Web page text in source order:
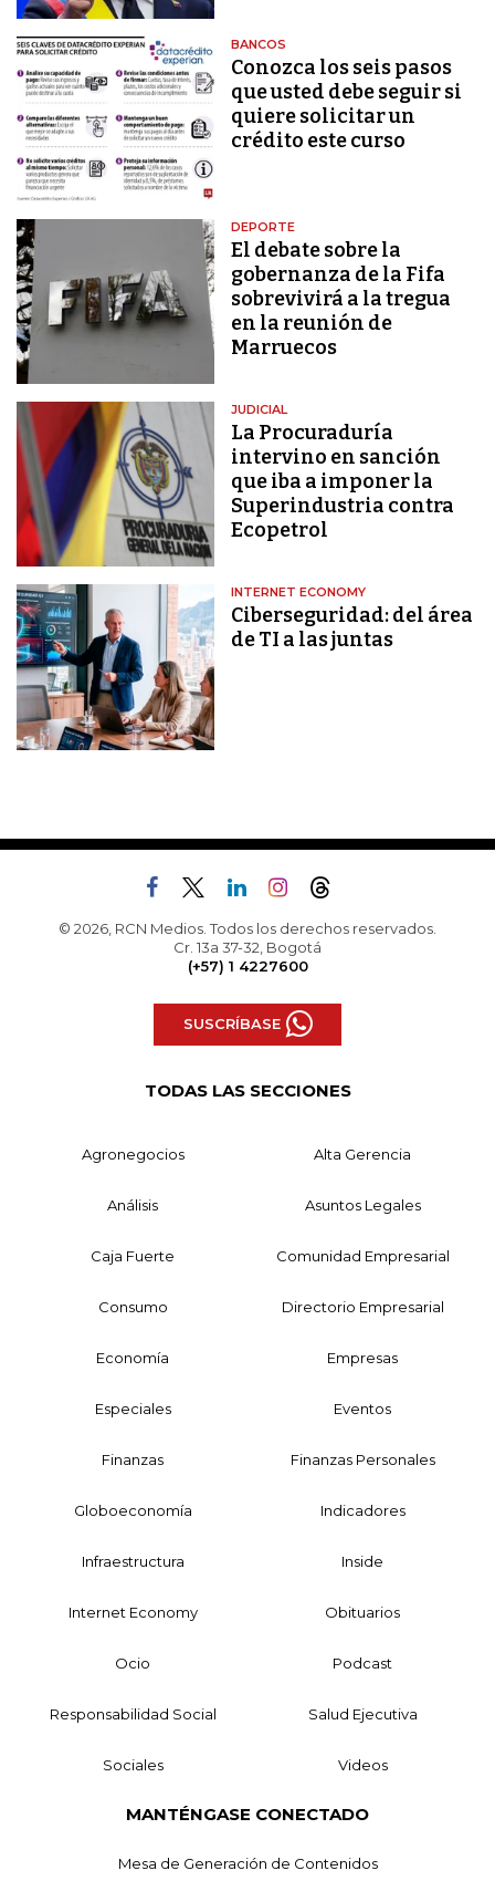
BANCOS
Conozca los seis pasos
que usted debe seguir si
quiere solicitar un
crédito este curso
DEPORTE
El debate sobre la
gobernanza de la Fifa
sobrevivirá a la tregua
en la reunión de
Marruecos
JUDICIAL
La Procuraduría
intervino en sanción
que iba a imponer la
Superindustria contra
Ecopetrol
INTERNET ECONOMY
Ciberseguridad: del área
de TI a las juntas
© 2026, RCN Medios. Todos los derechos reservados.
Cr. 13a 37-32, Bogotá
(+57) 1 4227600
SUSCRÍBASE
TODAS LAS SECCIONES
Agronegocios Alta Gerencia
Análisis Asuntos Legales
Caja Fuerte Comunidad Empresarial
Consumo Directorio Empresarial
Economía Empresas
Especiales Eventos
Finanzas Finanzas Personales
Globoeconomía Indicadores
Infraestructura Inside
Internet Economy Obituarios
Ocio Podcast
Responsabilidad Social Salud Ejecutiva
Sociales Videos
MANTÉNGASE CONECTADO
Mesa de Generación de Contenidos